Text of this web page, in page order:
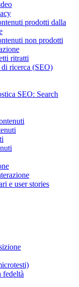
prodotti dalla
non prodotti
ritratti
ricerca (SEO)
SEO: Search
e user stories
fedeltà